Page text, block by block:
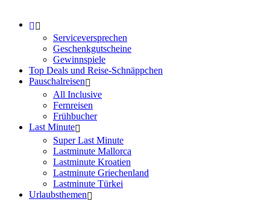
Serviceversprechen
Geschenkgutscheine
Gewinnspiele
Top Deals und Reise-Schnäppchen
Pauschalreisen
All Inclusive
Fernreisen
Frühbucher
Last Minute
Super Last Minute
Lastminute Mallorca
Lastminute Kroatien
Lastminute Griechenland
Lastminute Türkei
Urlaubsthemen